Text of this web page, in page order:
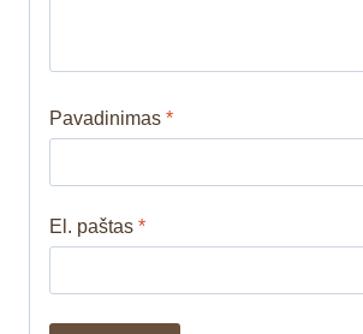
Pavadinimas *
El. paštas *